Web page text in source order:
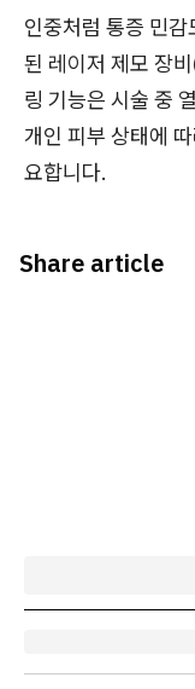
인중처럼 통증 민
된 레이저 제모 장
링 기능은 시술 중
개인 피부 상태에
요합니다.
Share article